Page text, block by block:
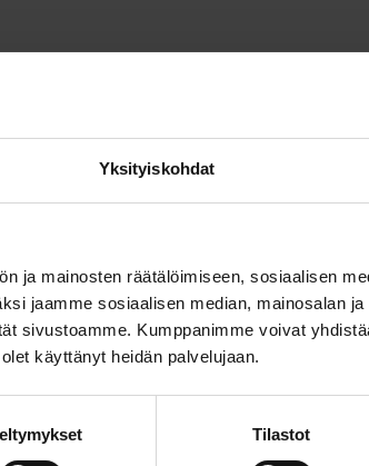
Yksityiskohdat
ja mainosten räätälöimiseen, sosiaalisen
jaamme sosiaalisen median, mainosalan
sivustoamme. Kumppanimme voivat
käyttänyt heidän palvelujaan.
Tilastot
"*" näyttää